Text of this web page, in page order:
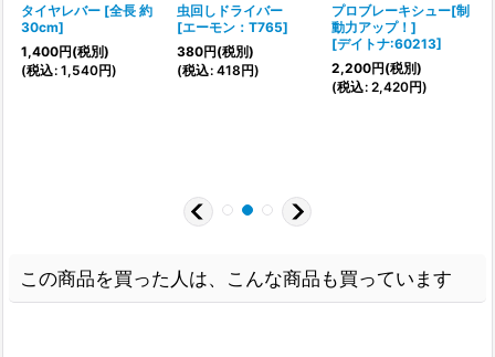
タイヤレバー [全長 約
30cm]
1,400円(税別)
(税込: 1,540円)
虫回しドライバー
[エーモン：T765]
380円(税別)
(税込: 418円)
プロブレーキシュー[制
動力アップ！]
[デイトナ:60213]
2,200円(税別)
(税込: 2,420円)
この商品を買った人は、こんな商品も買っています